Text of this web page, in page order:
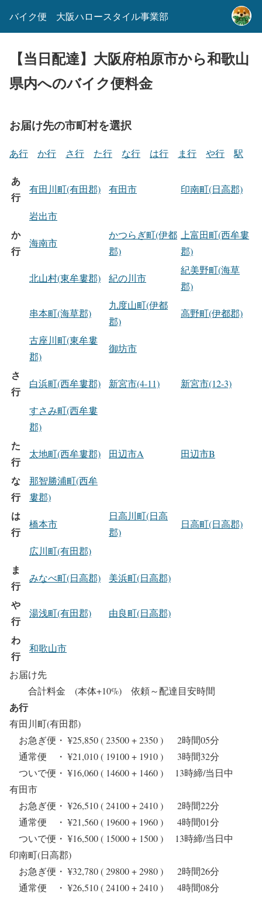
バイク便 大阪ハロースタイル事業部
【当日配達】大阪府柏原市から和歌山
県内へのバイク便料金
お届け先の市町村を選択
あ行 か行 さ行 た行 な行 は行 ま行 や行 駅
あ
行
有田川町(有田郡) 有田市 印南町(日高郡)
岩出市
か
行
海南市
かつらぎ町(伊都
郡)
上富田町(西牟婁
郡)
北山村(東牟婁郡) 紀の川市
紀美野町(海草
郡)
串本町(海草郡)
九度山町(伊都
郡)
高野町(伊都郡)
古座川町(東牟婁
郡)
御坊市
さ
行
白浜町(西牟婁郡) 新宮市(4-11) 新宮市(12-3)
すさみ町(西牟婁
郡)
た
行
太地町(西牟婁郡) 田辺市A 田辺市B
な
行
那智勝浦町(西牟
婁郡)
は
行
橋本市
日高川町(日高
郡)
日高町(日高郡)
広川町(有田郡)
ま
行
みなべ町(日高郡) 美浜町(日高郡)
や
行
湯浅町(有田郡) 由良町(日高郡)
わ
行
和歌山市
お届け先
合計料金 (本体+10%) 依頼～配達目安時間
あ行
有田川町(有田郡)
お急ぎ便・ ¥25,850 ( 23500 + 2350 ) 2時間05分
通常便 ・ ¥21,010 ( 19100 + 1910 ) 3時間32分
ついで便・ ¥16,060 ( 14600 + 1460 ) 13時締/当日中
有田市
お急ぎ便・ ¥26,510 ( 24100 + 2410 ) 2時間22分
通常便 ・ ¥21,560 ( 19600 + 1960 ) 4時間01分
ついで便・ ¥16,500 ( 15000 + 1500 ) 13時締/当日中
印南町(日高郡)
お急ぎ便・ ¥32,780 ( 29800 + 2980 ) 2時間26分
通常便 ・ ¥26,510 ( 24100 + 2410 ) 4時間08分